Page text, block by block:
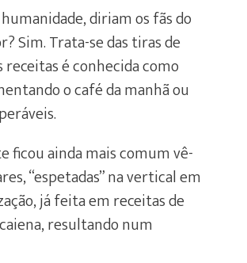
diriam os fãs do
Sim. Trata-se das tiras de
receitas é conhecida como
o café da manhã ou
ficou ainda mais comum vê-
“espetadas” na vertical em
já feita em receitas de
resultando num